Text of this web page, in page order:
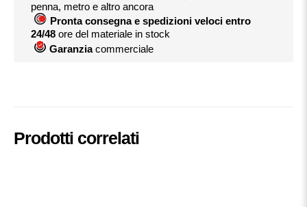
penna, metro e altro ancora
Pronta consegna e spedizioni veloci entro
24/48 ore del materiale in stock
Garanziacommerciale
Prodotti correlati